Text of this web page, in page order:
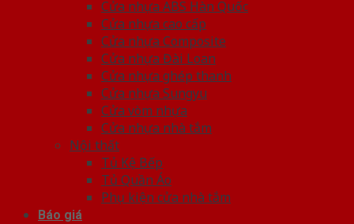
Cửa nhựa ABS Hàn Quốc
Cửa nhựa cao cấp
Cửa nhựa Composite
Cửa nhựa Đài Loan
Cửa nhựa ghép thanh
Cửa nhựa Sungyu
Cửa vòm nhựa
Cửa nhựa nhà tắm
Nội thất
Tủ Kệ Bếp
Tủ Quần Áo
Phụ kiện cửa nhà tắm
Báo giá